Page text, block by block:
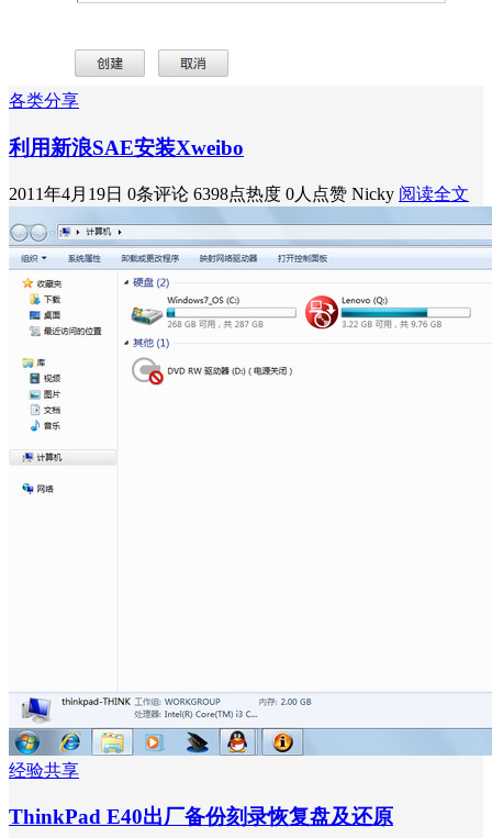
各类分享
利用新浪SAE安装Xweibo
2011年4月19日 0条评论 6398点热度 0人点赞 Nicky 阅读全文
经验共享
ThinkPad E40出厂备份刻录恢复盘及还原